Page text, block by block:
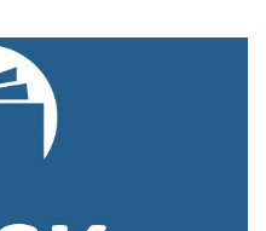
egokiak EIPSko